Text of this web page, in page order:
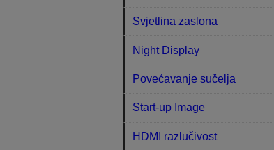
Svjetlina zaslona
Night Display
Povećavanje sučelja
Start-up Image
HDMI razlučivost